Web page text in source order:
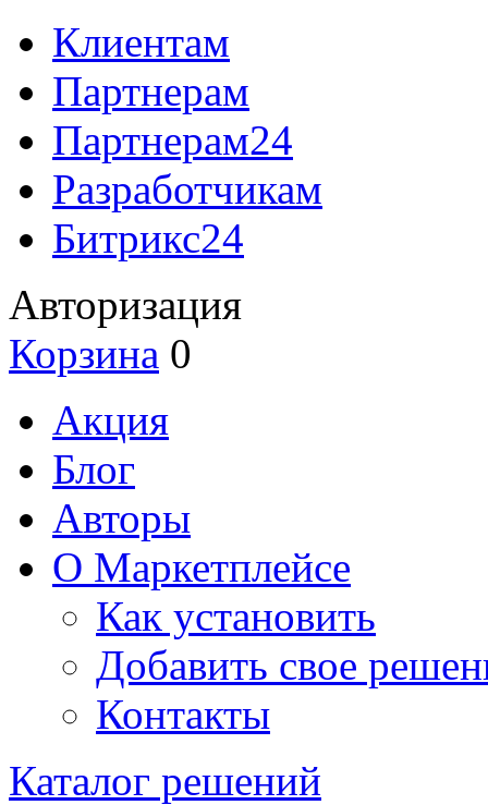
Клиентам
Партнерам
Партнерам24
Разработчикам
Битрикс24
Авторизация
Корзина 0
Акция
Блог
Авторы
О Маркетплейсе
Как установить
Добавить свое
Контакты
Каталог решений